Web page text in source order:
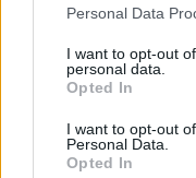
Personal Data
I want to opt-out
personal data.
Opted In
I want to opt-out
Personal Data.
Opted In
ΔΕΙΤΕ ΕΠΙΣΗΣ
ΣΤΗΝ ΙΔΙΑ